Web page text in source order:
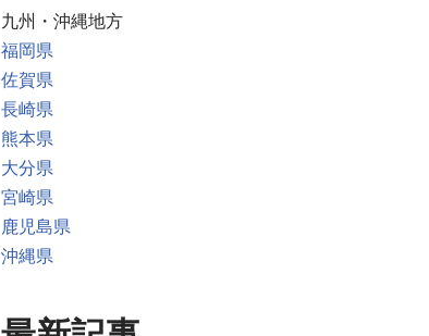
九州・沖縄地方
福岡県
佐賀県
長崎県
熊本県
大分県
宮崎県
鹿児島県
沖縄県